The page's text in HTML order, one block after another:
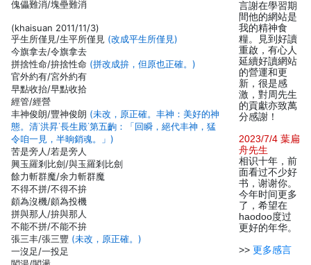
傀儡難消/塊壘難消
(khaisuan 2011/11/3)
乎生所僅見/生平所僅見 (改成平生所僅見)
今旗拿去/令旗拿去
拼捨性命/拚捨性命 (拼改成拚，但原也正確。)
官外約有/宮外約有
早點收抬/早點收拾
經管/經營
丰神俊朗/豐神俊朗 (未改，原正確。丰神：美好的神
態。清˙洪昇˙長生殿˙第五齣：「回瞬，絕代丰神，猛
令咱一見，半晌銷魂。」)
苦是旁人/若是旁人
興玉羅剎比劍/與玉羅剎比劍
餘力斬群魔/余力斬群魔
不得不拼/不得不拚
頗為沒機/頗為投機
拼與那人/拚與那人
不能不拼/不能不拚
張三丰/張三豐 (未改，原正確。)
一沒足/一投足
言謝在學習期
間他的網站是
我的精神食
糧。見到好讀
重啟，有心人
延續好讀網站
的營運和更
新，很是感
激，對周先生
的貢獻亦致萬
分感謝！
2023/7/4 葉扁
舟先生
相识十年，前
面看过不少好
书，谢谢你。
今年时间更多
了，希望在
haodoo度过
更好的年华。
>> 更多感言